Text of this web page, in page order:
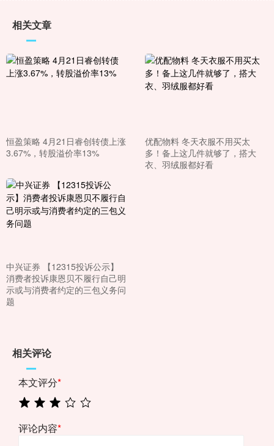
相关文章
恒盈策略 4月21日睿创转债上涨
3.67%，转股溢价率13%
优配物料 冬天衣服不用买太
多！备上这几件就够了，搭大
衣、羽绒服都好看
中兴证券 【12315投诉公示】
消费者投诉康恩贝不履行自己明
示或与消费者约定的三包义务问
题
相关评论
本文评分*
评论内容*